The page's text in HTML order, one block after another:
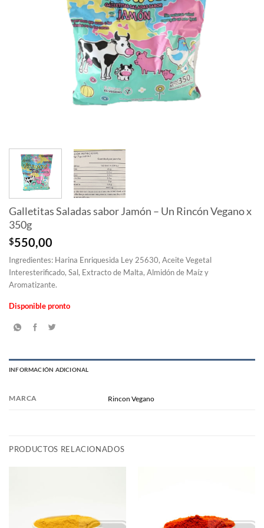
Galletitas Saladas sabor Jamón – Un Rincón Vegano x
350g
$550,00
Ingredientes: Harina Enriquesida Ley 25630, Aceite Vegetal
Interesterificado, Sal, Extracto de Malta, Almidón de Maíz y
Aromatizante.
Disponible pronto
INFORMACIÓN ADICIONAL
MARCA Rincon Vegano
PRODUCTOS RELACIONADOS